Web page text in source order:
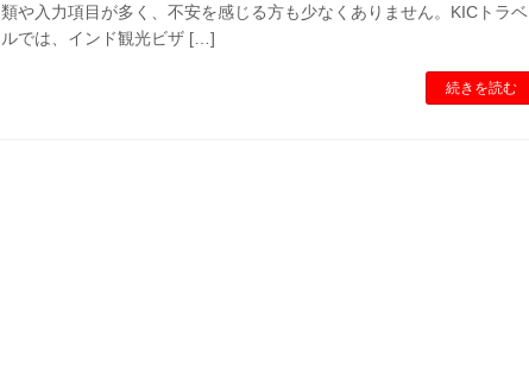
類や入力項目が多く、不安を感じる方も少なくありません。KICトラベ
ルでは、インド観光ビザ […]
続きを読む